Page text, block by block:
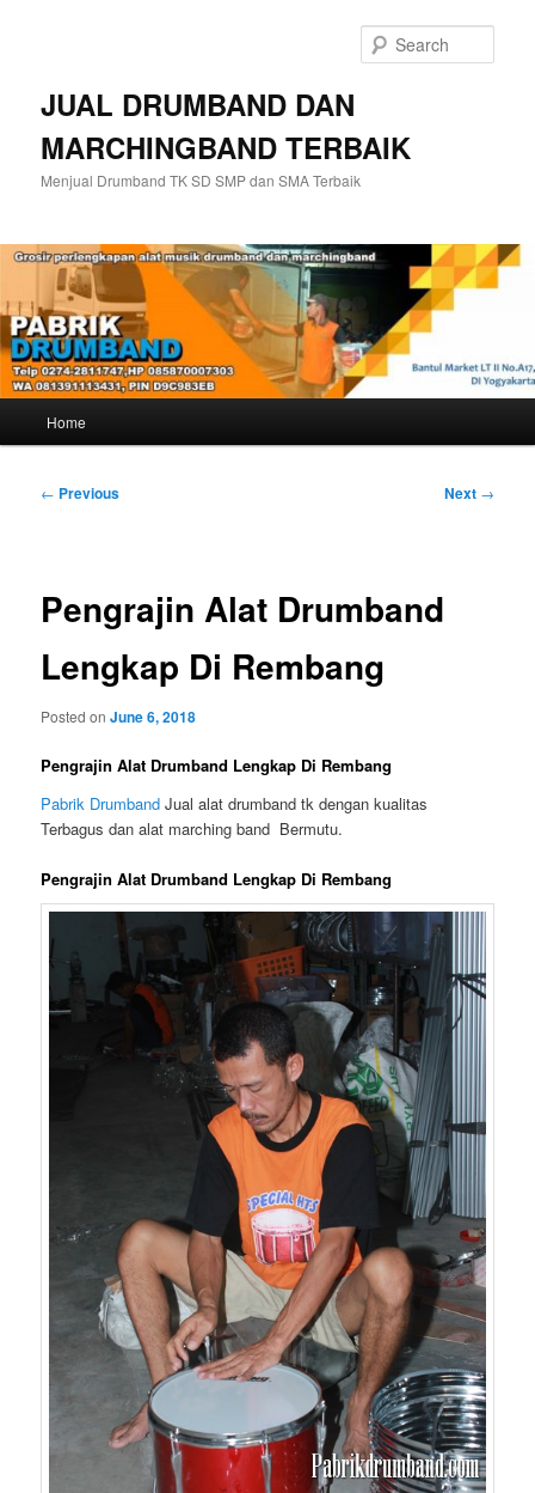
JUAL DRUMBAND DAN
MARCHINGBAND TERBAIK
Menjual Drumband TK SD SMP dan SMA Terbaik
Home
Post
← Previous Next →
Pengrajin Alat Drumband
Lengkap Di Rembang
Posted onJune 6, 2018
Pengrajin Alat Drumband Lengkap Di Rembang
Pabrik Drumband Jual alat drumband tk dengan kualitas
Terbagus dan alat marching band Bermutu.
Pengrajin Alat Drumband Lengkap Di Rembang